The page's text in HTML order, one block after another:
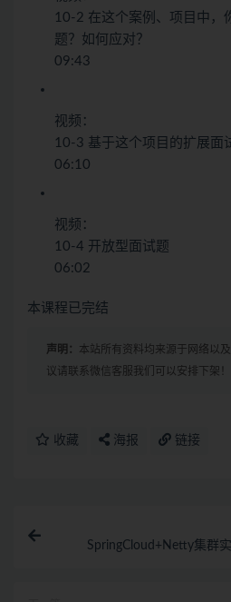
10-2 在这个案例、项目中，
题？如何应对？
09:43
视频：
10-3 基于这个项目的扩展面
06:10
视频：
10-4 开放型面试题
06:02
本课程已完结
声明： 本站所有资料均来源于网络以
议请联系微信客服我们可以安排下架！
收藏 海报 链接
SpringCloud+Netty集群